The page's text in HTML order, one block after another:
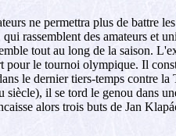
ne permettra plus de battre
rassemblent des amateurs et
tout au long de la saison.
le tournoi olympique. Il
le dernier tiers-temps contre
il se tord le genou dans
alors trois buts de Jan